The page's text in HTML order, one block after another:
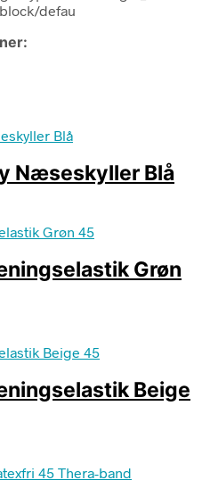
defau
Næseskyller Blå
Grøn
Beige